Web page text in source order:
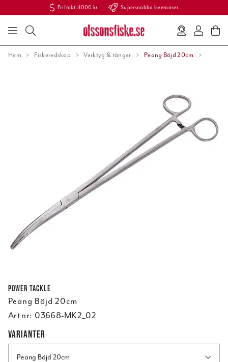
Fri frakt >1000 kr Supersnabba leveranser
Hem Fiskeredskap Verktyg & tänger Peang Böjd 20cm
Power Tackle
Peang Böjd 20cm
Art nr: 03668-MK2_02
VARIANTER
Peang Böjd 20cm